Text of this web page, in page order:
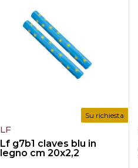
Su richiesta
LF
Lf g7b1 claves blu in
legno cm 20x2,2